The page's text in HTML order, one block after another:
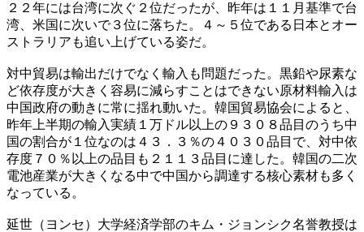
２２年には台湾に次ぐ２位だったが、昨年は１１月基準で台
湾、米国に次いで３位に落ちた。４～５位である日本とオー
ストラリアも追い上げている姿だ。
対中貿易は輸出だけでなく輸入も問題だった。黒鉛や尿素な
ど依存度が大きく容易に減らすことはできない原材料輸入は
中国政府の動きに常に揺れ動いた。韓国貿易協会によると、
昨年上半期の輸入実績１万ドル以上の９３０８品目のうち中
国の割合が１位なのは４３．３％の４０３０品目で、対中依
存度７０％以上の品目も２１１３品目に達した。韓国の二次
電池産業が大きくなる中で中国から調達する核心素材も多く
なっている。
延世（ヨンセ）大学経済学部のキム・ジョンシク名誉教授は